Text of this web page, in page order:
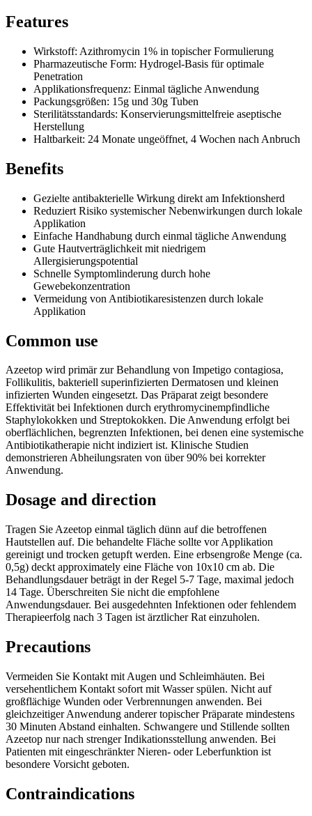
Features
Wirkstoff: Azithromycin 1% in topischer Formulierung
Pharmazeutische Form: Hydrogel-Basis für optimale
Penetration
Applikationsfrequenz: Einmal tägliche Anwendung
Packungsgrößen: 15g und 30g Tuben
Sterilitätsstandards: Konservierungsmittelfreie aseptische
Herstellung
Haltbarkeit: 24 Monate ungeöffnet, 4 Wochen nach Anbruch
Benefits
Gezielte antibakterielle Wirkung direkt am Infektionsherd
Reduziert Risiko systemischer Nebenwirkungen durch lokale
Applikation
Einfache Handhabung durch einmal tägliche Anwendung
Gute Hautverträglichkeit mit niedrigem
Allergisierungspotential
Schnelle Symptomlinderung durch hohe
Gewebekonzentration
Vermeidung von Antibiotikaresistenzen durch lokale
Applikation
Common use
Azeetop wird primär zur Behandlung von Impetigo contagiosa,
Follikulitis, bakteriell superinfizierten Dermatosen und kleinen
infizierten Wunden eingesetzt. Das Präparat zeigt besondere
Effektivität bei Infektionen durch erythromycinempfindliche
Staphylokokken und Streptokokken. Die Anwendung erfolgt bei
oberflächlichen, begrenzten Infektionen, bei denen eine systemische
Antibiotikatherapie nicht indiziert ist. Klinische Studien
demonstrieren Abheilungsraten von über 90% bei korrekter
Anwendung.
Dosage and direction
Tragen Sie Azeetop einmal täglich dünn auf die betroffenen
Hautstellen auf. Die behandelte Fläche sollte vor Applikation
gereinigt und trocken getupft werden. Eine erbsengroße Menge (ca.
0,5g) deckt approximately eine Fläche von 10x10 cm ab. Die
Behandlungsdauer beträgt in der Regel 5-7 Tage, maximal jedoch
14 Tage. Überschreiten Sie nicht die empfohlene
Anwendungsdauer. Bei ausgedehnten Infektionen oder fehlendem
Therapieerfolg nach 3 Tagen ist ärztlicher Rat einzuholen.
Precautions
Vermeiden Sie Kontakt mit Augen und Schleimhäuten. Bei
versehentlichem Kontakt sofort mit Wasser spülen. Nicht auf
großflächige Wunden oder Verbrennungen anwenden. Bei
gleichzeitiger Anwendung anderer topischer Präparate mindestens
30 Minuten Abstand einhalten. Schwangere und Stillende sollten
Azeetop nur nach strenger Indikationsstellung anwenden. Bei
Patienten mit eingeschränkter Nieren- oder Leberfunktion ist
besondere Vorsicht geboten.
Contraindications